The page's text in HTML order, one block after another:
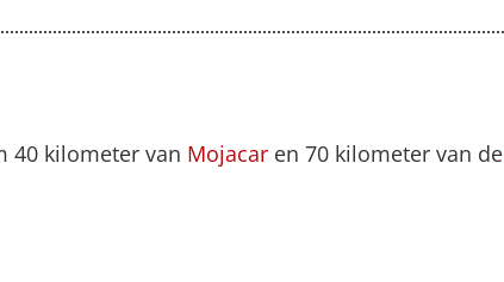
40 kilometer van Mojacaren 70 kilometer van de